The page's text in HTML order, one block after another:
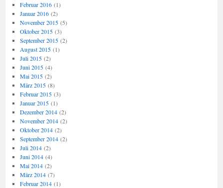
Februar 2016(1)
Januar 2016(2)
November 2015(5)
Oktober 2015(3)
September 2015(2)
August 2015(1)
Juli 2015(2)
Juni 2015(4)
Mai 2015(2)
März 2015(8)
Februar 2015(3)
Januar 2015(1)
Dezember 2014(2)
November 2014(2)
Oktober 2014(2)
September 2014(2)
Juli 2014(2)
Juni 2014(4)
Mai 2014(2)
März 2014(7)
Februar 2014(1)